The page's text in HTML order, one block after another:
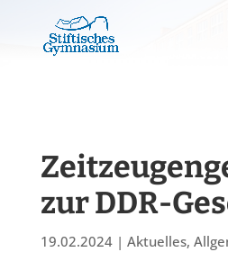
zur DDR-
19.02.2024| Aktuelles,